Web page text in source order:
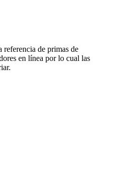
referencia de primas de
en línea por lo cual las